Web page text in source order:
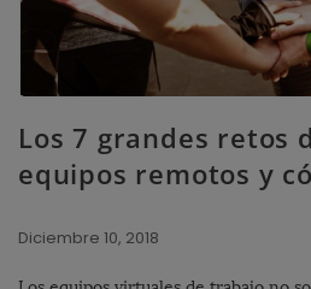
Los 7 grandes retos
equipos remotos y
Diciembre 10, 2018